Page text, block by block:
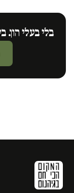
בלי בעלי הון.